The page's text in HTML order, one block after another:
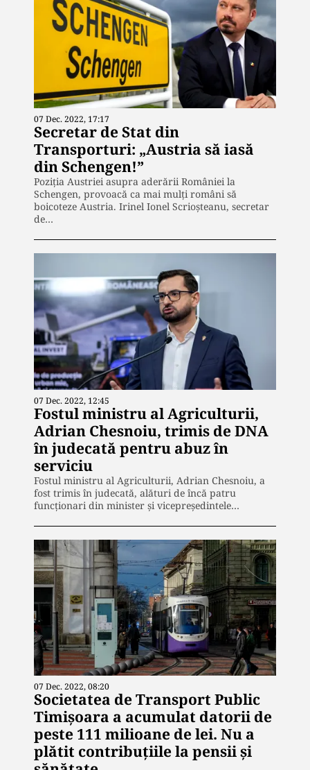
07 Dec. 2022, 17:17
Secretar de Stat din
Transporturi: „Austria să iasă
din Schengen!”
Poziția Austriei asupra aderării României la
Schengen, provoacă ca mai mulți români să
boicoteze Austria. Irinel Ionel Scrioşteanu, secretar
de…
07 Dec. 2022, 12:45
Fostul ministru al Agriculturii,
Adrian Chesnoiu, trimis de DNA
în judecată pentru abuz în
serviciu
Fostul ministru al Agriculturii, Adrian Chesnoiu, a
fost trimis în judecată, alături de încă patru
funcționari din minister și vicepreședintele…
07 Dec. 2022, 08:20
Societatea de Transport Public
Timișoara a acumulat datorii de
peste 111 milioane de lei. Nu a
plătit contribuțiile la pensii și